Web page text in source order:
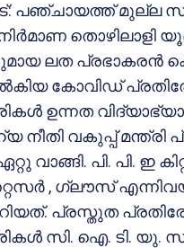
പഞ്ചായത്ത് മുല്ല
നിർമാണ തൊഴിലാളി
ലത പ്രഭാകരൻ
കോവിഡ്
ഉന്നത
നീതി വകുപ്പ്
വാങ്ങി. പി. പി. ഇ കിറ്റ്
, ഗ്ലൗസ്
പ്രസ്തുത
സി. ഐ. ടി. യു.